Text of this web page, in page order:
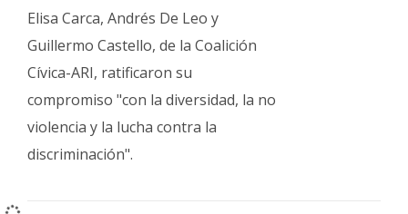
Elisa Carca, Andrés De Leo y
Guillermo Castello, de la Coalición
Cívica-ARI, ratificaron su
compromiso "con la diversidad, la no
violencia y la lucha contra la
discriminación".